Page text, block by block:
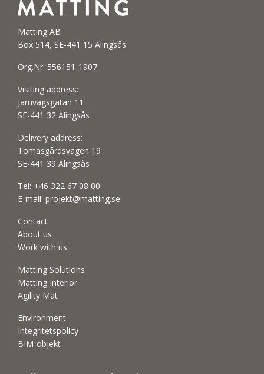
Matting AB
Box 514, SE-441 15 Alingsås
Org.Nr: 556151-1907
Visiting address:
Järnvägsgatan 11
SE-441 32 Alingsås
Delivery address:
Tomasgårdsvägen 19
SE-441 39 Alingsås
Tel: +46 322 67 08 00
E-mail: projekt@matting.se
Contact
About us
Work with us
Matting Solutions
Matting Interior
Agility Mat
Environment
Integritetspolicy
BIM-objekt